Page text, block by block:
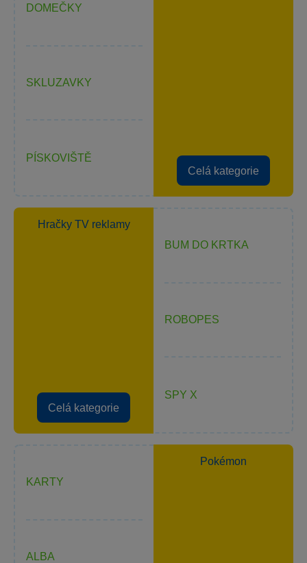
Celá kategorie
DOMEČKY
SKLUZAVKY
PÍSKOVIŠTĚ
Hračky TV reklamy
Celá kategorie
BUM DO KRTKA
ROBOPES
SPY X
Pokémon
KARTY
ALBA